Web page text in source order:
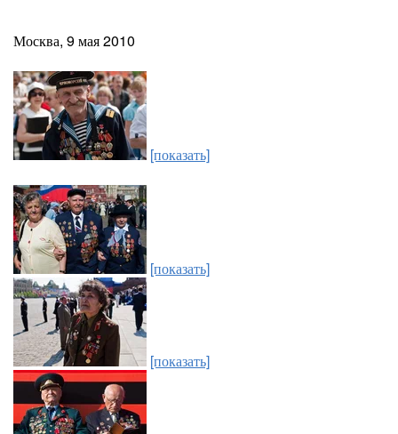
Москва, 9 мая 2010
[показать]
[показать]
[показать]